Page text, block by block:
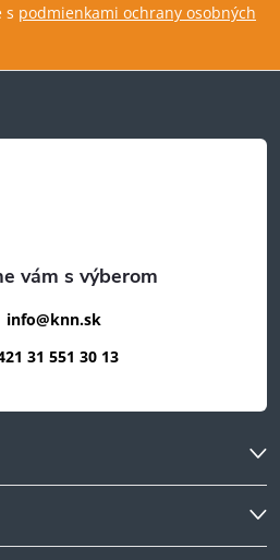
s podmienkami ochrany osobných
info@knn.sk
31 551 30 13